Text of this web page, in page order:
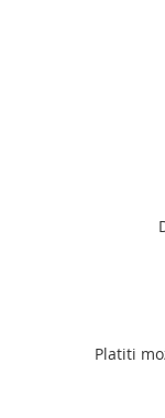
Platiti